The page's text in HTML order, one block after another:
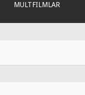
MULTFILMLAR